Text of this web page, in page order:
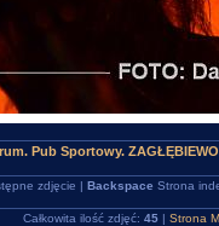
Pub Sportowy.
zdjęcie | Backspace Strona
Całkowita ilość zdjęć: 45 | Strona